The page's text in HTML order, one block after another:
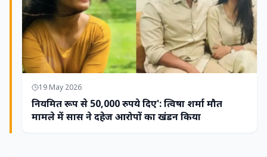
19 May 2026
नियमित रूप से 50,000 रुपये दिए': त्विषा शर्मा मौत
मामले में सास ने दहेज आरोपों का खंडन किया